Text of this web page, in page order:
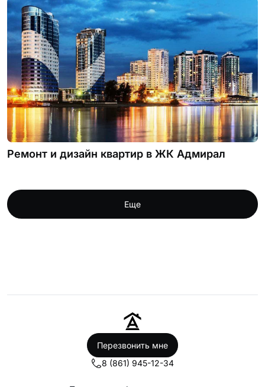
Ремонт и дизайн квартир в ЖК Адмирал
Еще
Перезвонить мне
8 (861) 945-12-34